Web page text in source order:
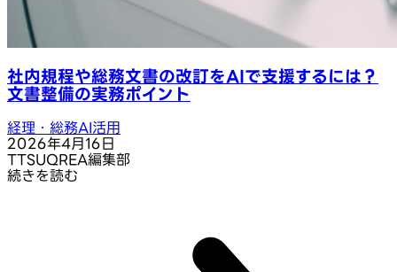
社内規程や総務文書の改訂をAIで支援するには？
文書整備の実務ポイント
経理・総務AI活用
2026年4月16日
TTSUQREA編集部
続きを読む